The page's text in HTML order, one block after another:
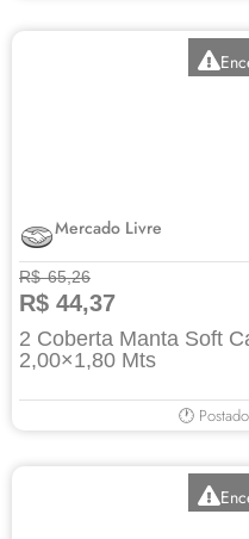
Mercado Livre
R$ 65,26
R$ 44,37
2 Coberta Manta Soft
2,00×1,80 Mts
🕐